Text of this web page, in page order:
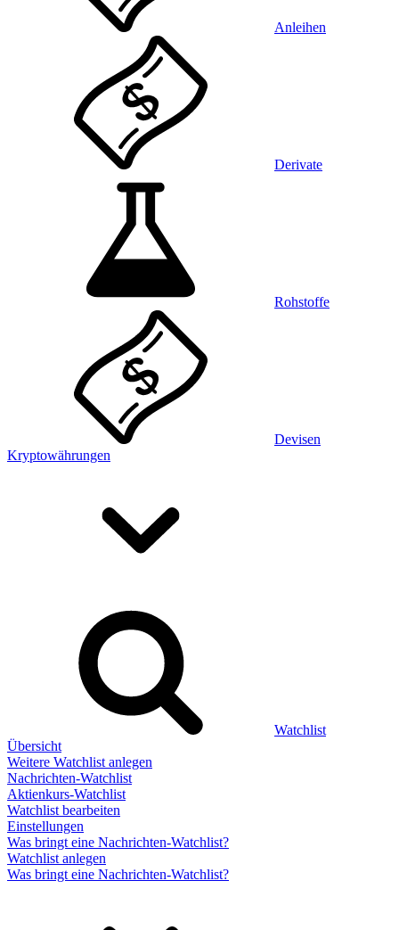
Anleihen
Derivate
Rohstoffe
Devisen
Kryptowährungen
Watchlist
Übersicht
Weitere Watchlist anlegen
Nachrichten-Watchlist
Aktienkurs-Watchlist
Watchlist bearbeiten
Einstellungen
Was bringt eine Nachrichten-Watchlist?
Watchlist anlegen
Was bringt eine Nachrichten-Watchlist?